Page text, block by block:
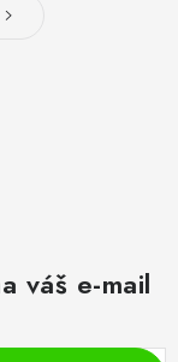
váš e-mail